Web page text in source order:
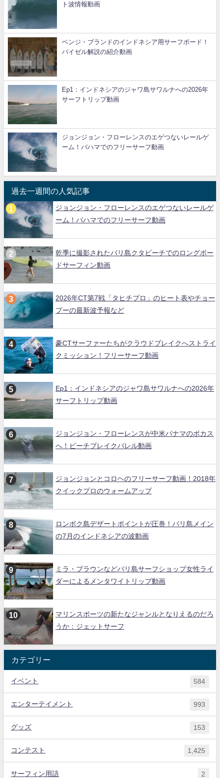
ト波情報動画
ベンジ・ブランドのインドネシア用サーフボード！
パイゼル解説の紹介動画
Ep1：インドネシアのジャワ島サワルナへの2026年
サーフトリップ動画
ジョンジョン・フローレンスのエゲつないレールゲ
ーム！バハマでのフリーサーフ動画
過去一週間の人気記事
ジョンジョン・フローレンスのエゲつないレールゲ
ーム！バハマでのフリーサーフ動画
乾季に撮影されたバリ島クタビーチでのロングボー
ドサーフィン動画
2026年CT第7戦「タヒチプロ」のヒート表やチョー
プーの最新波予報など
豪CTサーファーたちがクラウドブレイクへストライ
クミッション！フリーサーフ動画
Ep1：インドネシアのジャワ島サワルナへの2026年
サーフトリップ動画
ジョンジョン・フローレンスが中米パナマのボカス
へ！ビーチブレイクバレル動画
ジョンジョンとコロヘのフリーサーフ動画！2018年
クイックプロのウォームアップ
ロンボク島デザートポイントが圧巻！バリ島メイン
の7月のインドネシアの波動画
ミラ・ブラウンなどバリ島サーフショップ女性ライ
ダーによるメンタワイトリップ動画
マリンスポーツの新たなジャンルとなりえるのだろ
うか：ジェットサーフ
カテゴリー
イベント 584
エンターテイメント 993
グッズ 153
コンテスト 1,425
サーフィン用語 2